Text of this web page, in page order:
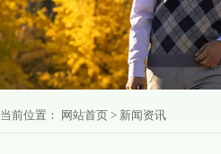
当前位置： 网站首页> 新闻资讯